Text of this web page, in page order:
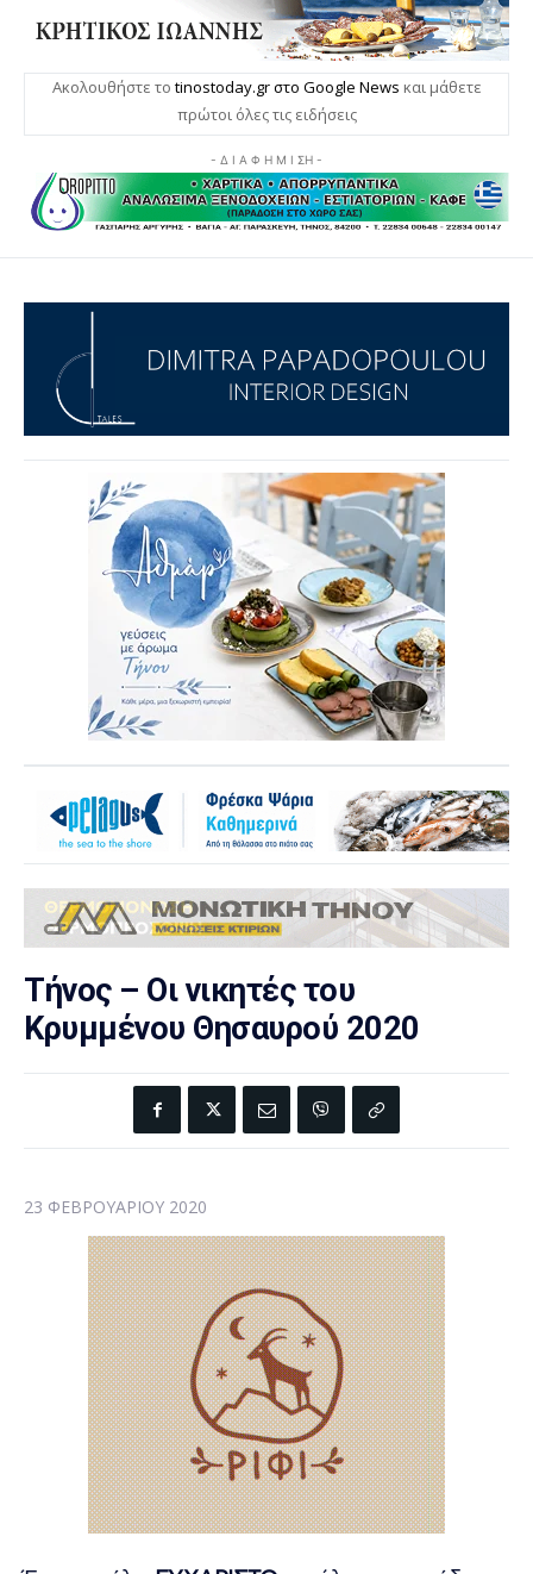
Ακολουθήστε το tinostoday.gr στο Google News και μάθετε
πρώτοι όλες τις ειδήσεις
- Δ Ι Α Φ Η Μ Ι ΣΗ -